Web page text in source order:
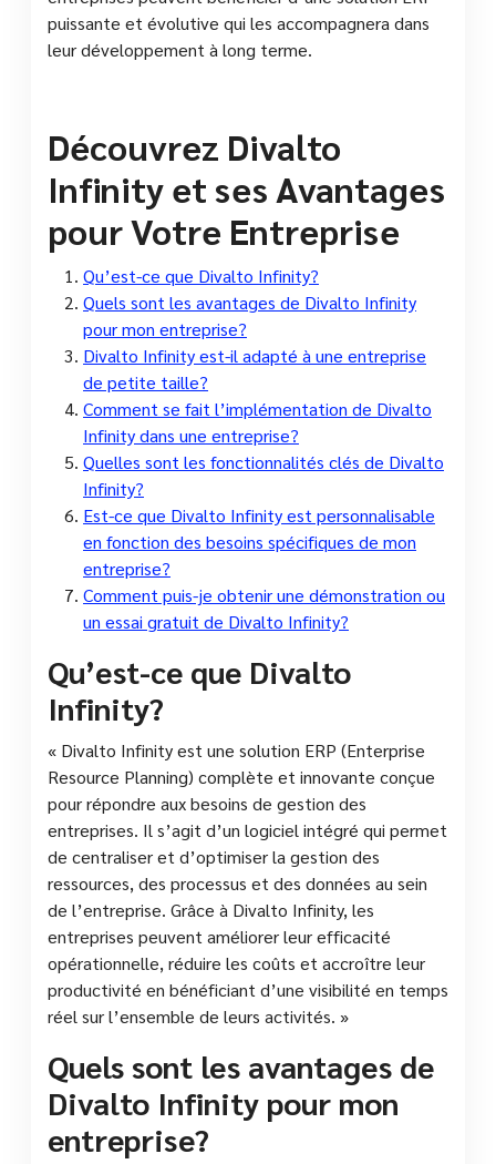
puissante et évolutive qui les accompagnera dans
leur développement à long terme.
Découvrez Divalto
Infinity et ses Avantages
pour Votre Entreprise
Qu’est-ce que Divalto Infinity?
Quels sont les avantages de Divalto Infinity
pour mon entreprise?
Divalto Infinity est-il adapté à une entreprise
de petite taille?
Comment se fait l’implémentation de Divalto
Infinity dans une entreprise?
Quelles sont les fonctionnalités clés de Divalto
Infinity?
Est-ce que Divalto Infinity est personnalisable
en fonction des besoins spécifiques de mon
entreprise?
Comment puis-je obtenir une démonstration ou
un essai gratuit de Divalto Infinity?
Qu’est-ce que Divalto
Infinity?
« Divalto Infinity est une solution ERP (Enterprise
Resource Planning) complète et innovante conçue
pour répondre aux besoins de gestion des
entreprises. Il s’agit d’un logiciel intégré qui permet
de centraliser et d’optimiser la gestion des
ressources, des processus et des données au sein
de l’entreprise. Grâce à Divalto Infinity, les
entreprises peuvent améliorer leur efficacité
opérationnelle, réduire les coûts et accroître leur
productivité en bénéficiant d’une visibilité en temps
réel sur l’ensemble de leurs activités. »
Quels sont les avantages de
Divalto Infinity pour mon
entreprise?